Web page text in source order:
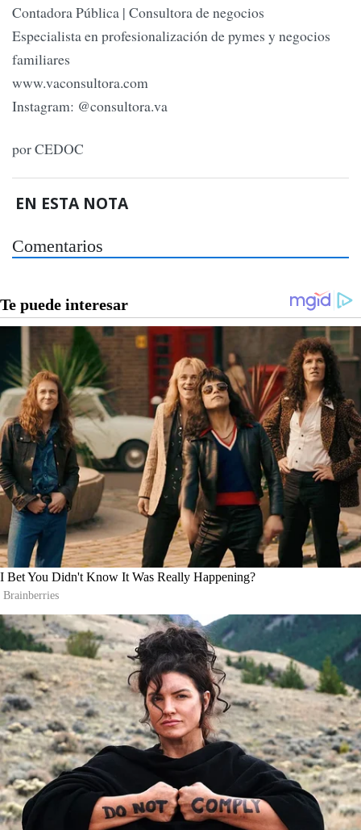
Contadora Pública | Consultora de negocios
Especialista en profesionalización de pymes y negocios
familiares
www.vaconsultora.com
Instagram: @consultora.va
por CEDOC
EN ESTA NOTA
Comentarios